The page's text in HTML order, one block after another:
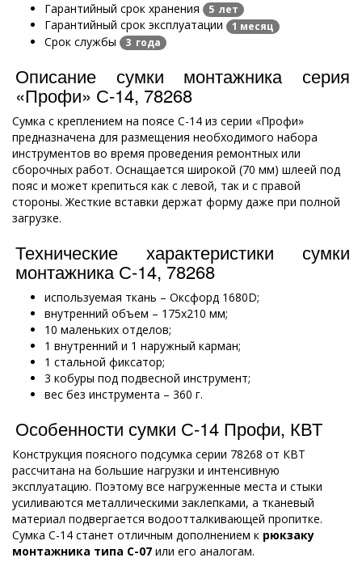
Гарантийный срок хранения 5 лет
Гарантийный срок эксплуатации 1 месяц
Срок службы 3 года
Описание сумки монтажника серия
«Профи» С-14, 78268
Сумка с креплением на поясе С-14 из серии «Профи»
предназначена для размещения необходимого набора
инструментов во время проведения ремонтных или
сборочных работ. Оснащается широкой (70 мм) шлеей под
пояс и может крепиться как с левой, так и с правой
стороны. Жесткие вставки держат форму даже при полной
загрузке.
Технические характеристики сумки
монтажника С-14, 78268
используемая ткань – Оксфорд 1680D;
внутренний объем – 175х210 мм;
10 маленьких отделов;
1 внутренний и 1 наружный карман;
1 стальной фиксатор;
3 кобуры под подвесной инструмент;
вес без инструмента – 360 г.
Особенности сумки С-14 Профи, КВТ
Конструкция поясного подсумка серии 78268 от КВТ
рассчитана на большие нагрузки и интенсивную
эксплуатацию. Поэтому все нагруженные места и стыки
усиливаются металлическими заклепками, а тканевый
материал подвергается водоотталкивающей пропитке.
Сумка С-14 станет отличным дополнением к рюкзаку
монтажника типа С-07 или его аналогам.